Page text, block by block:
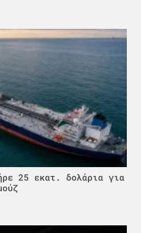
25 εκατ. δολάρια για